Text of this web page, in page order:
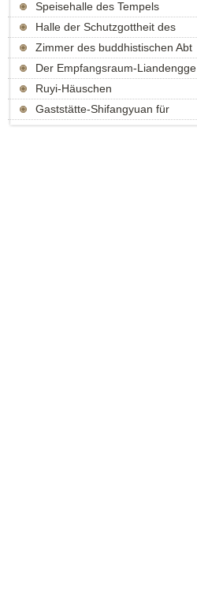
Speisehalle des Tempels
Halle der Schutzgottheit des
TempelsZimmer des buddhistischen Abt
Der Empfangsraum-Liandengge
Ruyi-Häuschen
Gaststätte-Shifangyuan für
vegetarische Nudelgerichte